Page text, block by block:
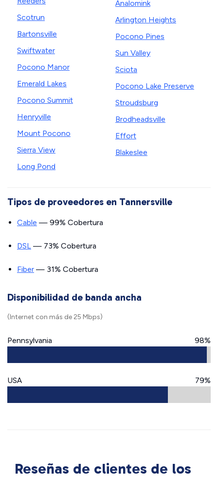
Scotrun
Bartonsville
Swiftwater
Pocono Manor
Emerald Lakes
Pocono Summit
Henryville
Mount Pocono
Sierra View
Long Pond
Analomink
Arlington Heights
Pocono Pines
Sun Valley
Sciota
Pocono Lake Preserve
Stroudsburg
Brodheadsville
Effort
Blakeslee
Tipos de proveedores en Tannersville
Cable — 99% Cobertura
DSL — 73% Cobertura
Fiber — 31% Cobertura
Disponibilidad de banda ancha
(Internet con más de 25 Mbps)
Pennsylvania 98%
USA 79%
Reseñas de clientes de los